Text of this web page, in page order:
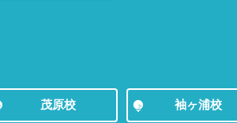
茂原校 袖ヶ浦校